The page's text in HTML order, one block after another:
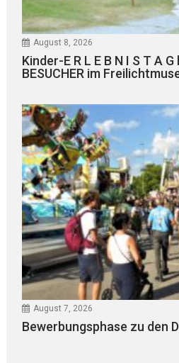
August 8, 2026
Kinder-E R L E B N I S T A
BESUCHER im
August 7, 2026
Bewerbungsphase zu den